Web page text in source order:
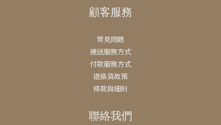
顧客服務
常見問題
運送服務方式
付款服務方式
退換貨政策
條款與細則
聯絡我們